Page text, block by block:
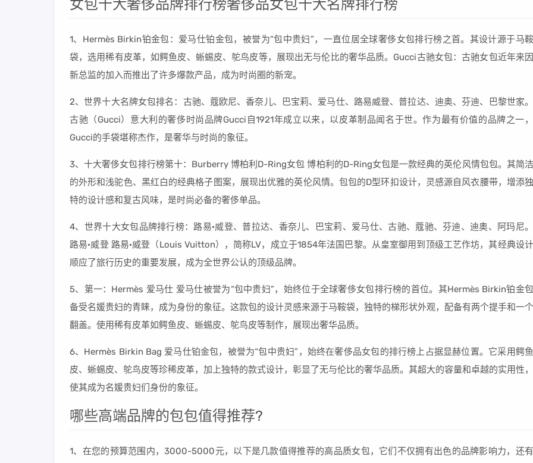
女包十大奢侈品牌排行榜奢侈品女包十大名牌排行榜
1、Hermès Birkin铂金包：爱马仕铂金包，被誉为“包中贵妇”，一直位居全球奢侈女包排行榜之首。其设计源于马鞍
袋，选用稀有皮革，如鳄鱼皮、蜥蜴皮、鸵鸟皮等，展现出无与伦比的奢华品质。Gucci古驰女包：古驰女包近年来因
新总监的加入而推出了许多爆款产品，成为时尚圈的新宠。
2、世界十大名牌女包排名：古驰、蔻欧尼、香奈儿、巴宝莉、爱马仕、路易威登、普拉达、迪奥、芬迪、巴黎世家。
古驰（Gucci）意大利的奢侈时尚品牌Gucci自1921年成立以来，以皮革制品闻名于世。作为最有价值的品牌之一，
Gucci的手袋堪称杰作，是奢华与时尚的象征。
3、十大奢侈女包排行榜第十：Burberry 博柏利D-Ring女包 博柏利的D-Ring女包是一款经典的英伦风情包包。其简洁
的外形和浅驼色、黑红白的经典格子图案，展现出优雅的英伦风情。包包的D型环扣设计，灵感源自风衣腰带，增添独
特的设计感和复古风味，是时尚必备的奢侈单品。
4、世界十大女包品牌排行榜：路易·威登、普拉达、香奈儿、巴宝莉、爱马仕、古驰、蔻驰、芬迪、迪奥、阿玛尼。
路易·威登 路易·威登（Louis Vuitton），简称LV，成立于1854年法国巴黎。从皇室御用到顶级工艺作坊，其经典设计
顺应了旅行历史的重要发展，成为全世界公认的顶级品牌。
5、第一：Hermès 爱马仕 爱马仕被誉为“包中贵妇”，始终位于全球奢侈女包排行榜的首位。其Hermès Birkin铂金包
备受名媛贵妇的青睐，成为身份的象征。这款包的设计灵感来源于马鞍袋，独特的梯形状外观，配备有两个提手和一个
翻盖。使用稀有皮革如鳄鱼皮、蜥蜴皮、鸵鸟皮等制作，展现出奢华品质。
6、Hermès Birkin Bag 爱马仕铂金包，被誉为“包中贵妇”，始终在奢侈品女包的排行榜上占据显赫位置。它采用鳄鱼
皮、蜥蜴皮、鸵鸟皮等珍稀皮革，加上独特的款式设计，彰显了无与伦比的奢华品质。其超大的容量和卓越的实用性，
使其成为名媛贵妇们身份的象征。
哪些高端品牌的包包值得推荐?
1、在您的预算范围内，3000-5000元，以下是几款值得推荐的高品质女包，它们不仅拥有出色的品牌影响力，还有